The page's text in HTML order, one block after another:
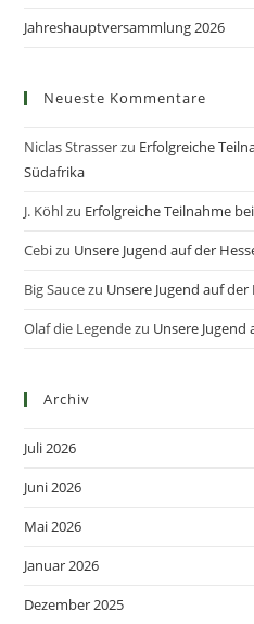
Jahreshauptversammlung 2026
Neueste Kommentare
Niclas Strasserzu Erfolgreiche
Südafrika
J. Köhlzu Erfolgreiche Teilnahme
Cebizu Unsere Jugend auf der
Big Saucezu Unsere Jugend auf
Olaf die Legendezu Unsere
Archiv
Juli 2026
Juni 2026
Mai 2026
Januar 2026
Dezember 2025